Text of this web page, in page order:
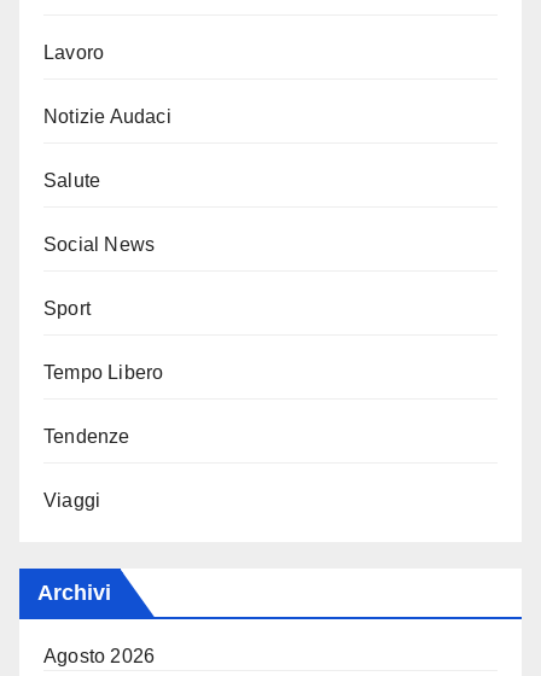
Lavoro
Notizie Audaci
Salute
Social News
Sport
Tempo Libero
Tendenze
Viaggi
Archivi
Agosto 2026